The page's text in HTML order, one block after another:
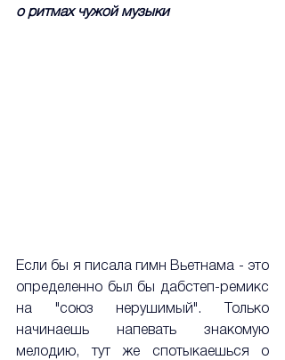
о ритмах чужой музыки
Если бы я писала гимн Вьетнама - это
определенно был бы дабстеп-ремикс
на "союз нерушимый". Только
начинаешь напевать знакомую
мелодию, тут же спотыкаешься о